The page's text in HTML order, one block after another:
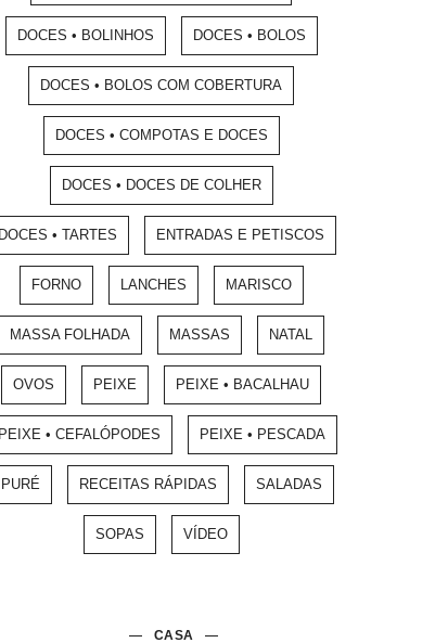
DOCES • BOLINHOS DOCES • BOLOS
DOCES • BOLOS COM COBERTURA
DOCES • COMPOTAS E DOCES
DOCES • DOCES DE COLHER
DOCES • TARTES ENTRADAS E PETISCOS
FORNO LANCHES MARISCO
MASSA FOLHADA MASSAS NATAL
OVOS PEIXE PEIXE • BACALHAU
PEIXE • CEFALÓPODES PEIXE • PESCADA
PURÉ RECEITAS RÁPIDAS SALADAS
SOPAS VÍDEO
CASA